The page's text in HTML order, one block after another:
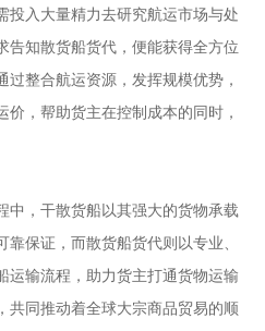
投入大量精力去研究航运市场与处
告知散货船货代，便能获得全方位
整合航运资源，发挥规模优势，
，帮助货主在控制成本的同时，
中，干散货船以其强大的货物承载
保证，而散货船货代则以专业、
运输流程，助力货主打通货物运输
共同推动着全球大宗商品贸易的顺